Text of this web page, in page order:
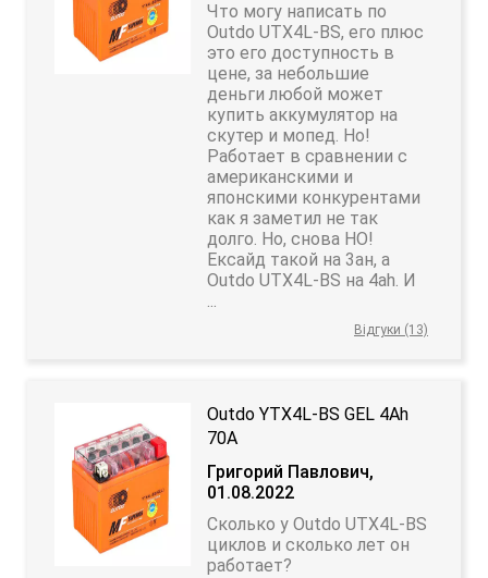
Что могу написать по
Outdo UTX4L-BS, его плюс
это его доступность в
цене, за небольшие
деньги любой может
купить аккумулятор на
скутер и мопед. Но!
Работает в сравнении с
американскими и
японскими конкурентами
как я заметил не так
долго. Но, снова НО!
Ексайд такой на 3ан, а
Outdo UTX4L-BS на 4ah. И
...
Відгуки (13)
Outdo YTX4L-BS GEL 4Аh
70А
Григорий Павлович,
01.08.2022
Сколько у Outdo UTX4L-BS
циклов и сколько лет он
работает?